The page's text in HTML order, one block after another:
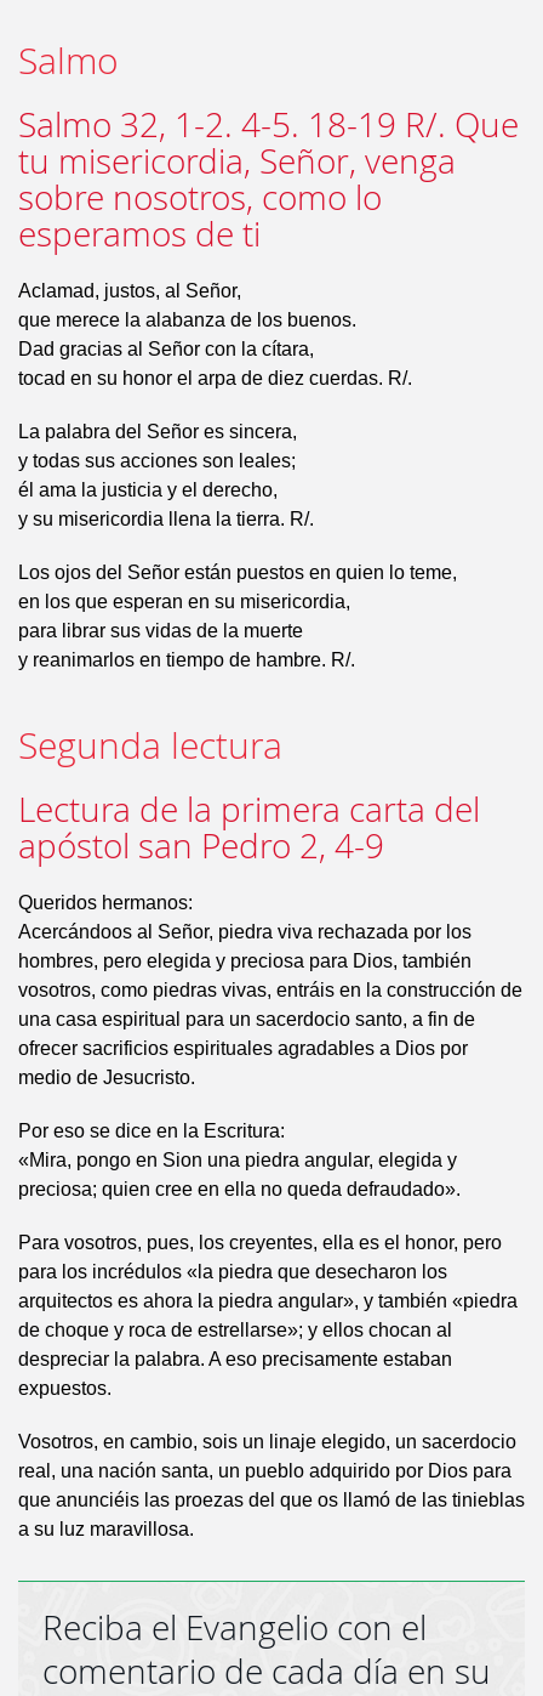
Salmo
Salmo 32, 1-2. 4-5. 18-19 R/. Que
tu misericordia, Señor, venga
sobre nosotros, como lo
esperamos de ti
Aclamad, justos, al Señor,
que merece la alabanza de los buenos.
Dad gracias al Señor con la cítara,
tocad en su honor el arpa de diez cuerdas. R/.
La palabra del Señor es sincera,
y todas sus acciones son leales;
él ama la justicia y el derecho,
y su misericordia llena la tierra. R/.
Los ojos del Señor están puestos en quien lo teme,
en los que esperan en su misericordia,
para librar sus vidas de la muerte
y reanimarlos en tiempo de hambre. R/.
Segunda lectura
Lectura de la primera carta del
apóstol san Pedro 2, 4-9
Queridos hermanos:
Acercándoos al Señor, piedra viva rechazada por los
hombres, pero elegida y preciosa para Dios, también
vosotros, como piedras vivas, entráis en la construcción de
una casa espiritual para un sacerdocio santo, a fin de
ofrecer sacrificios espirituales agradables a Dios por
medio de Jesucristo.
Por eso se dice en la Escritura:
«Mira, pongo en Sion una piedra angular, elegida y
preciosa; quien cree en ella no queda defraudado».
Para vosotros, pues, los creyentes, ella es el honor, pero
para los incrédulos «la piedra que desecharon los
arquitectos es ahora la piedra angular», y también «piedra
de choque y roca de estrellarse»; y ellos chocan al
despreciar la palabra. A eso precisamente estaban
expuestos.
Vosotros, en cambio, sois un linaje elegido, un sacerdocio
real, una nación santa, un pueblo adquirido por Dios para
que anunciéis las proezas del que os llamó de las tinieblas
a su luz maravillosa.
Reciba el Evangelio con el
comentario de cada día en su